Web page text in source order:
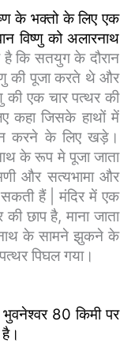
के भक्तो के लिए एक
विष्णु को अलारनाथ
है कि सतयुग के दौरान
की पूजा करते थे और
की एक चार पत्थर की
कहा जिसके हाथों में
करने के लिए खड़े।
के रूप मे पूजा जाता
और सत्यभामा और
सकती हैं | मंदिर में एक
छाप है, माना जाता
के सामने झुकने के
पिघल गया।
80 किमी पर